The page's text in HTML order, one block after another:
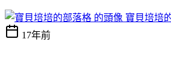
寶貝培培
17年前